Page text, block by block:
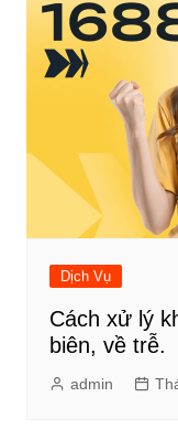
Dịch Vụ
Cách xử lý
biên, về trễ.
admin